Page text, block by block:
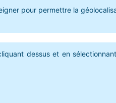
pour permettre la
dessus et en